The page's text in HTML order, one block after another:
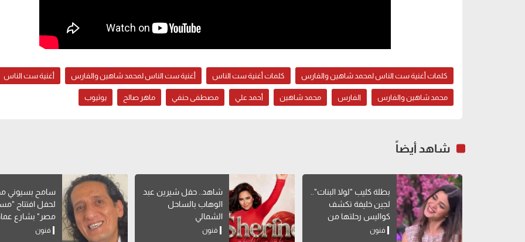
كلمات أغنية ست الناس لمحمد شاهين والفارس كلمات أغنية ست الناس أغنية ست الناس لمحمد شاهين والفارس أغنية ست الناس
محمد شاهين والفارس الفارس محمد شاهين أحمد علي مصطفى حنفي ماهر صالح يوتيوب
شاهد أيضاً
بطلة كليب "لولا البنات"..
لجين خليفة تكشف
كواليس رحلتها من
الطب للتمثيل
فنون
شاهد.. حفل شيرين عبد
الوهاب بالساحل
الشمالي
فنون
سامح بسيوني
لحفل افتتاح
مصر" بشارع
فنون